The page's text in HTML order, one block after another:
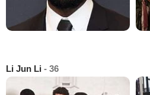
Li Jun Li - 36